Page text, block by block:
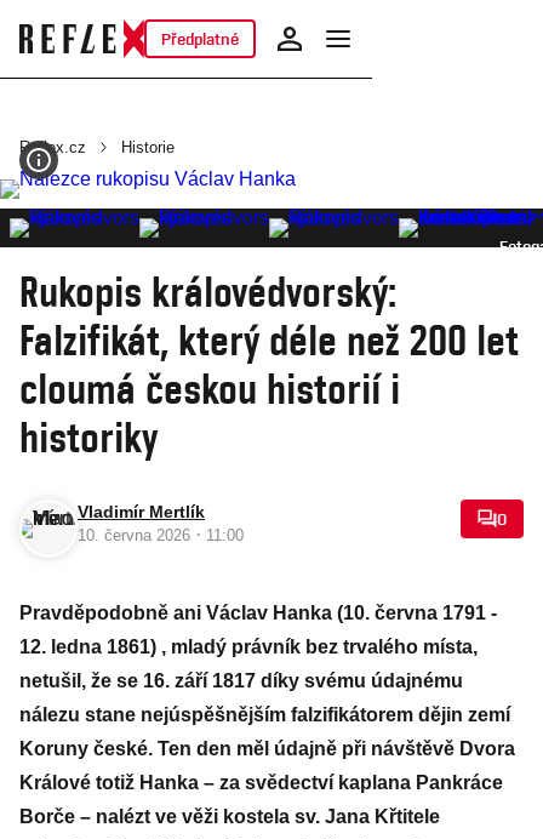
Předplatné
Reflex.cz Historie
Rukopis královédvorský:
Falzifikát, který déle než 200 let
cloumá českou historií i
historiky
Vladimír Mertlík
10. června 2026 · 11:00
0
Pravděpodobně ani Václav Hanka (10. června 1791 -
12. ledna 1861) , mladý právník bez trvalého místa,
netušil, že se 16. září 1817 díky svému údajnému
nálezu stane nejúspěšnějším falzifikátorem dějin zemí
Koruny české. Ten den měl údajně při návštěvě Dvora
Králové totiž Hanka – za svědectví kaplana Pankráce
Borče – nalézt ve věži kostela sv. Jana Křtitele